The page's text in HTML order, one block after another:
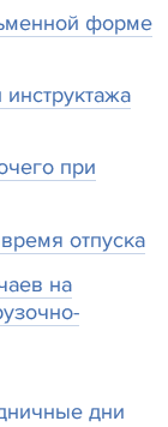
форме
при
отпуска
на
дни